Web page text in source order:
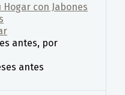
con Jabones
antes, por
antes